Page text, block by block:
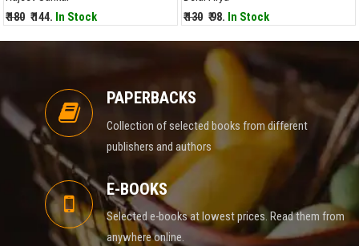
₹ 180 ₹ 144. In Stock
₹ 130 ₹ 98. In Stock
PAPERBACKS
Collection of selected books from different
publishers and authors
E-BOOKS
Selected e-books at lowest prices. Read them from
anywhere online.